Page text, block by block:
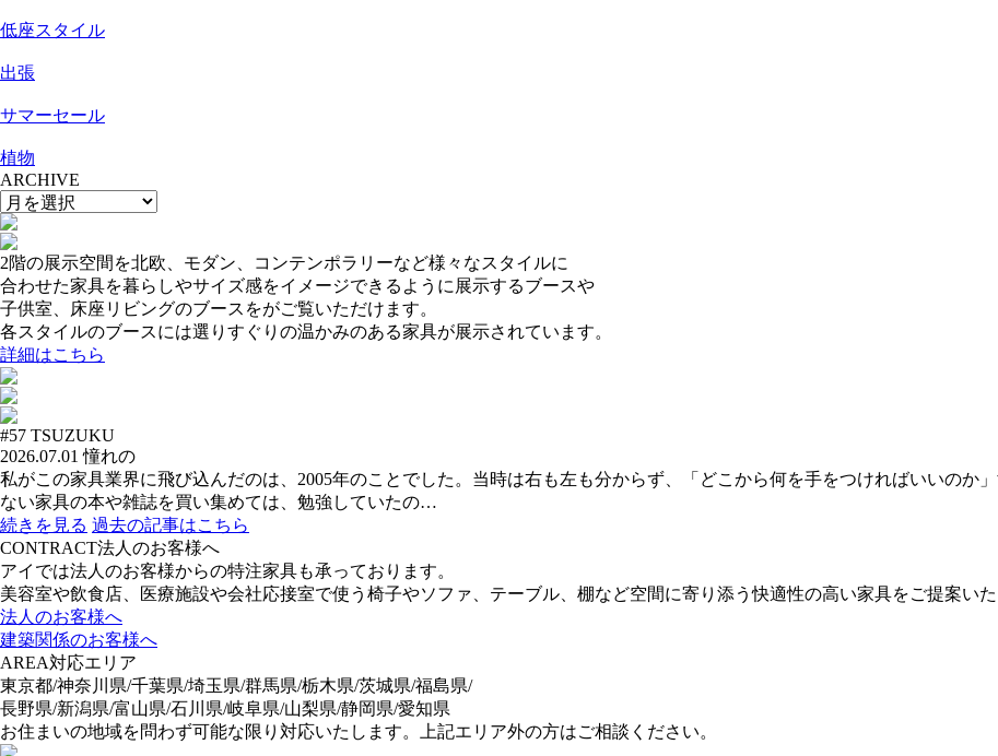
低座スタイル
出張
サマーセール
植物
ARCHIVE
2階の展示空間を北欧、モダン、コンテンポラリーなど様々なスタイルに
合わせた家具を暮らしやサイズ感をイメージできるように展示するブースや
子供室、床座リビングのブースをがご覧いただけます。
各スタイルのブースには選りすぐりの温かみのある家具が展示されています。
詳細はこちら
#57 TSUZUKU
2026.07.01 憧れの
私がこの家具業界に飛び込んだのは、2005年のことでした。当時は右も左も分からず、「どこから何を手をつければいいのか
ない家具の本や雑誌を買い集めては、勉強していたの…
続きを見る 過去の記事はこちら
CONTRACT法人のお客様へ
アイでは法人のお客様からの特注家具も承っております。
美容室や飲食店、医療施設や会社応接室で使う椅子やソファ、テーブル、棚など空間に寄り添う快適性の高い家具をご提案いた
法人のお客様へ
建築関係のお客様へ
AREA対応エリア
東京都/神奈川県/千葉県/埼玉県/群馬県/栃木県/茨城県/福島県/
長野県/新潟県/富山県/石川県/岐阜県/山梨県/静岡県/愛知県
お住まいの地域を問わず可能な限り対応いたします。上記エリア外の方はご相談ください。